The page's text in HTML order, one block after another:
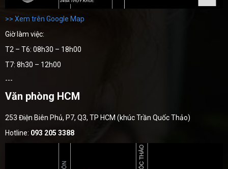
>> Xem trên Google Map
Giờ làm việc:
T2 – T6: 08h30 – 18h00
T7: 8h30 – 12h00
---
Văn phòng HCM
253 Điện Biên Phủ, P7, Q3, TP HCM (khúc Trần Quốc Thảo)
Hotline: 093 205 3388